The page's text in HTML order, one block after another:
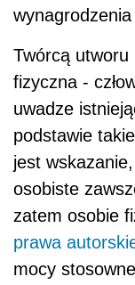
Twórcą utworu
fizyczna -
uwadze
podstawie
jest
osobiste
zatem osobie
prawa
mocy